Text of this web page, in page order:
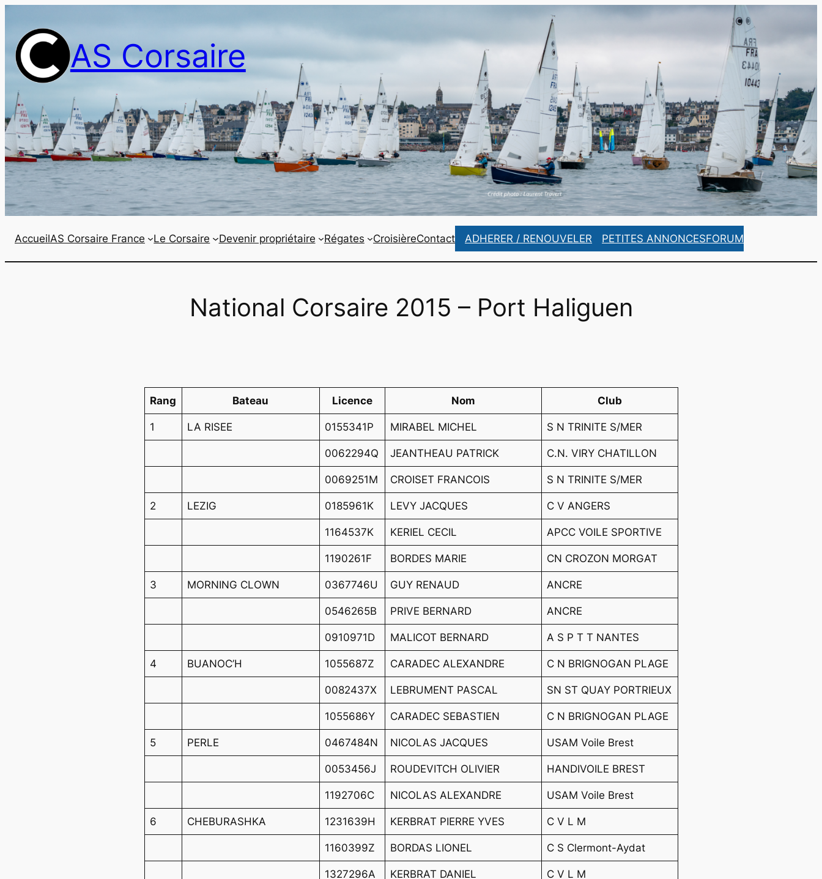
contenu
AS Corsaire
AccueilAS Corsaire France Le Corsaire Devenir propriétaire Régates CroisièreContact ADHERER / RENOUVELER PETITES ANNONCESFORUM
National Corsaire 2015 – Port Haliguen
Rang Bateau Licence Nom Club
1 LA RISEE 0155341P MIRABEL MICHEL S N TRINITE S/MER
0062294Q JEANTHEAU PATRICK C.N. VIRY CHATILLON
0069251M CROISET FRANCOIS S N TRINITE S/MER
2 LEZIG 0185961K LEVY JACQUES C V ANGERS
1164537K KERIEL CECIL APCC VOILE SPORTIVE
1190261F BORDES MARIE CN CROZON MORGAT
3 MORNING CLOWN 0367746U GUY RENAUD ANCRE
0546265B PRIVE BERNARD ANCRE
0910971D MALICOT BERNARD A S P T T NANTES
4 BUANOC’H 1055687Z CARADEC ALEXANDRE C N BRIGNOGAN PLAGE
0082437X LEBRUMENT PASCAL SN ST QUAY PORTRIEUX
1055686Y CARADEC SEBASTIEN C N BRIGNOGAN PLAGE
5 PERLE 0467484N NICOLAS JACQUES USAM Voile Brest
0053456J ROUDEVITCH OLIVIER HANDIVOILE BREST
1192706C NICOLAS ALEXANDRE USAM Voile Brest
6 CHEBURASHKA 1231639H KERBRAT PIERRE YVES C V L M
1160399Z BORDAS LIONEL C S Clermont-Aydat
1327296A KERBRAT DANIEL C V L M